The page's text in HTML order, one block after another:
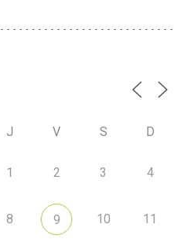
J V S D
1 2 3 4
8 9 10 11